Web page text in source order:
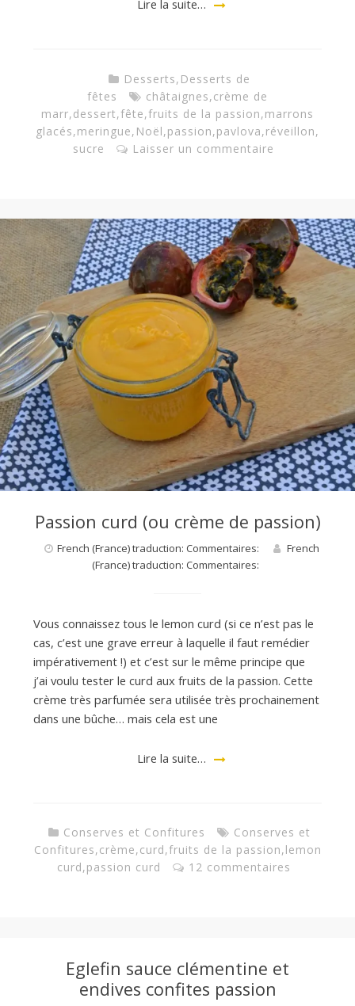
Lire la suite…
Desserts, Desserts de
fêtes
châtaignes,crème de
marr,dessert,fête,fruits de la passion,marrons
glacés,meringue, Noël,passion,pavlova,réveillon,
sucre
Laisser un commentaire
Passion curd (ou crème de passion)
French (France) traduction: Commentaires:
French
(France) traduction: Commentaires:
Vous connaissez tous le lemon curd (si ce n’est pas le
cas, c’est une grave erreur à laquelle il faut remédier
impérativement !) et c’est sur le même principe que
j’ai voulu tester le curd aux fruits de la passion. Cette
crème très parfumée sera utilisée très prochainement
dans une bûche… mais cela est une
Lire la suite…
Conserves et Confitures
Conserves et
Confitures,crème,curd,fruits de la passion,lemon
curd,passion curd 12 commentaires
Eglefin sauce clémentine et
endives confites passion